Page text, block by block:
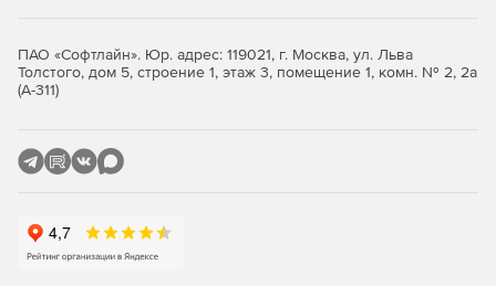
подразделение, отдел...).
Сбор данных, формирование отчетов, экспорт и
ПАО «Софтлайн». Юр. адрес: 119021, г. Москва, ул. Льва
Толстого, дом 5, строение 1, этаж 3, помещение 1, комн. № 2, 2а
(А-311)